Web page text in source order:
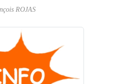
ROJAS